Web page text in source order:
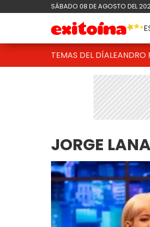
SÁBADO 08 DE AGOSTO DEL
TEMAS DEL DÍALEANDRO
JORGE